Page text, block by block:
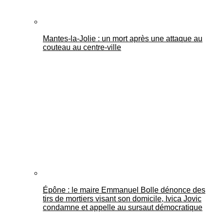
Mantes-la-Jolie : un mort après une attaque au
couteau au centre-ville
Épône : le maire Emmanuel Bolle dénonce des
tirs de mortiers visant son domicile, Ivica Jovic
condamne et appelle au sursaut démocratique